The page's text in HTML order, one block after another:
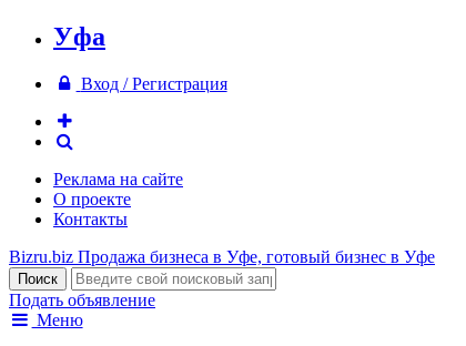
Уфа
Вход / Регистрация
Реклама на сайте
О проекте
Контакты
Bizru.biz Продажа бизнеса в Уфе, готовый бизнес в Уфе
Подать объявление
Меню